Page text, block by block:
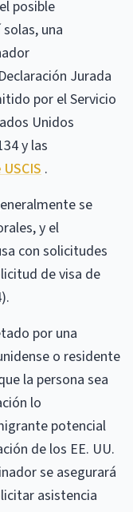
posible
una
Jurada
por el Servicio
Unidos
y las
.
se
y el
con solicitudes
de visa de
por una
o residente
la persona sea
lo
potencial
de los EE. UU.
se asegurará
asistencia